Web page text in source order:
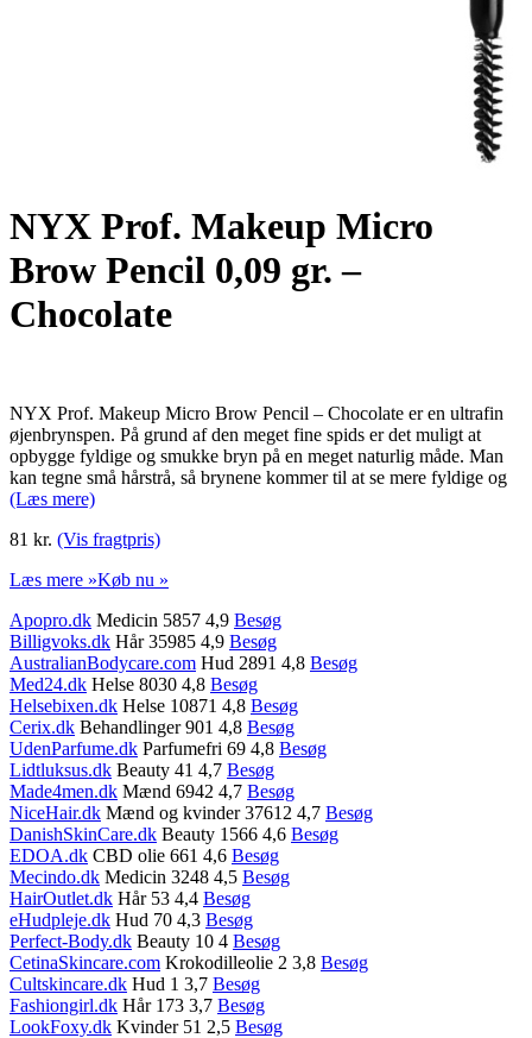
NYX Prof. Makeup Micro
Brow Pencil 0,09 gr. –
Chocolate
NYX Prof. Makeup Micro Brow Pencil – Chocolate er en ultrafin
øjenbrynspen. På grund af den meget fine spids er det muligt at
opbygge fyldige og smukke bryn på en meget naturlig måde. Man
kan tegne små hårstrå, så brynene kommer til at se mere fyldige og
(Læs mere)
81 kr. (Vis fragtpris)
Læs mere »Køb nu »
Apopro.dk Medicin 5857 4,9 Besøg
Billigvoks.dk Hår 35985 4,9 Besøg
AustralianBodycare.com Hud 2891 4,8 Besøg
Med24.dk Helse 8030 4,8 Besøg
Helsebixen.dk Helse 10871 4,8 Besøg
Cerix.dk Behandlinger 901 4,8 Besøg
UdenParfume.dk Parfumefri 69 4,8 Besøg
Lidtluksus.dk Beauty 41 4,7 Besøg
Made4men.dk Mænd 6942 4,7 Besøg
NiceHair.dk Mænd og kvinder 37612 4,7 Besøg
DanishSkinCare.dk Beauty 1566 4,6 Besøg
EDOA.dk CBD olie 661 4,6 Besøg
Mecindo.dk Medicin 3248 4,5 Besøg
HairOutlet.dk Hår 53 4,4 Besøg
eHudpleje.dk Hud 70 4,3 Besøg
Perfect-Body.dk Beauty 10 4 Besøg
CetinaSkincare.com Krokodilleolie 2 3,8 Besøg
Cultskincare.dk Hud 1 3,7 Besøg
Fashiongirl.dk Hår 173 3,7 Besøg
LookFoxy.dk Kvinder 51 2,5 Besøg